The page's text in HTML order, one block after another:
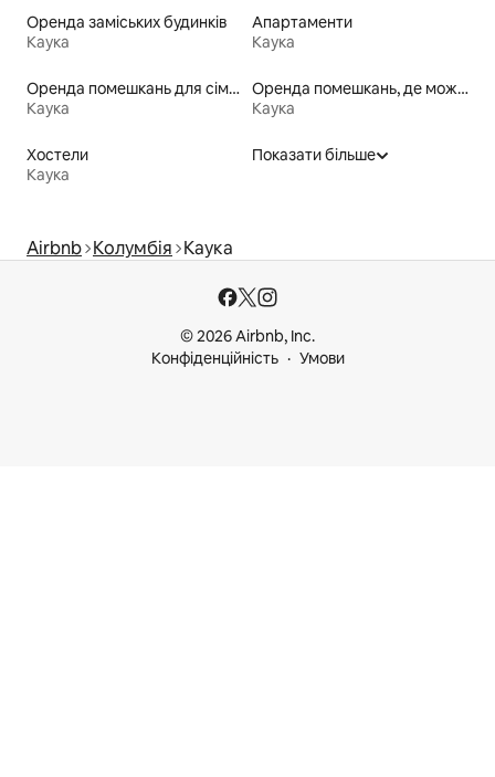
Оренда заміських будинків
Каука
Апартаменти
Каука
Оренда помешкань для сімей
Каука
Оренда помешкань, де можна перебувати з домашніми тваринами
Каука
Хостели
Каука
Показати більше
Airbnb Колумбія Каука
© 2026 Airbnb, Inc.
Конфіденційність
Умови